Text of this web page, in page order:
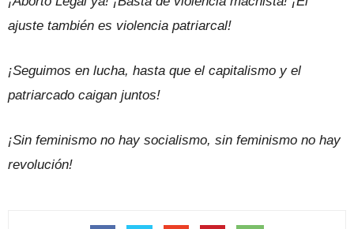
ajuste también es violencia patriarcal!
¡Seguimos en lucha, hasta que el capitalismo y el
patriarcado caigan juntos!
¡Sin feminismo no hay socialismo, sin feminismo no hay
revolución!